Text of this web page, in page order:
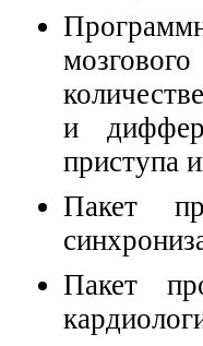
и
приступа
Пакет
Пакет